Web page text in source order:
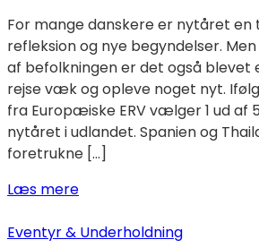
For mange danskere er nytåret en
refleksion og nye begyndelser.
af befolkningen er det også blevet
rejse væk og opleve noget nyt.
fra Europæiske ERV vælger 1 ud af
nytåret i udlandet. Spanien og
foretrukne […]
Læs mere
Eventyr & Underholdning